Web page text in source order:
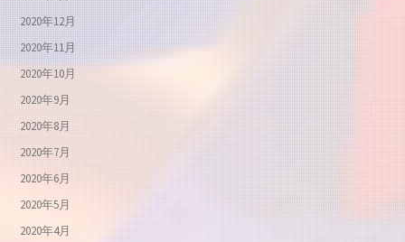
2020年12月
2020年11月
2020年10月
2020年9月
2020年8月
2020年7月
2020年6月
2020年5月
2020年4月